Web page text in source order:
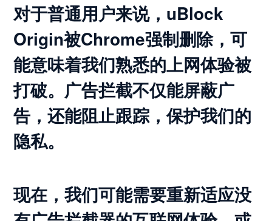
对于普通用户来说，uBlock
Origin被Chrome强制删除，可
能意味着我们熟悉的上网体验被
打破。广告拦截不仅能屏蔽广
告，还能阻止跟踪，保护我们的
隐私。
现在，我们可能需要重新适应没